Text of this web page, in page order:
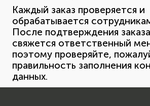
Каждый заказ проверяется и
обрабатывается
После подтверждения
свяжется ответственный
поэтому проверяйте,
правильность заполнения
данных.